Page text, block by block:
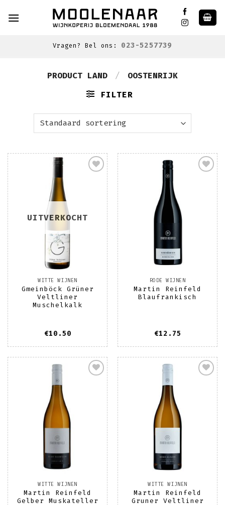
to
Vragen? Bel ons: 023-5257739
PRODUCT LAND /
OOSTENRIJK
FILTER
UITVERKOCHT
WITTE WIJNEN
Gmeinböck Grüner
Veltliner
Muschelkalk
€10.50
RODE WIJNEN
Martin Reinfeld
Blaufrankisch
€12.75
WITTE WIJNEN
Martin Reinfeld
Gelber Muskateller
WITTE WIJNEN
Martin Reinfeld
Gruner Veltliner